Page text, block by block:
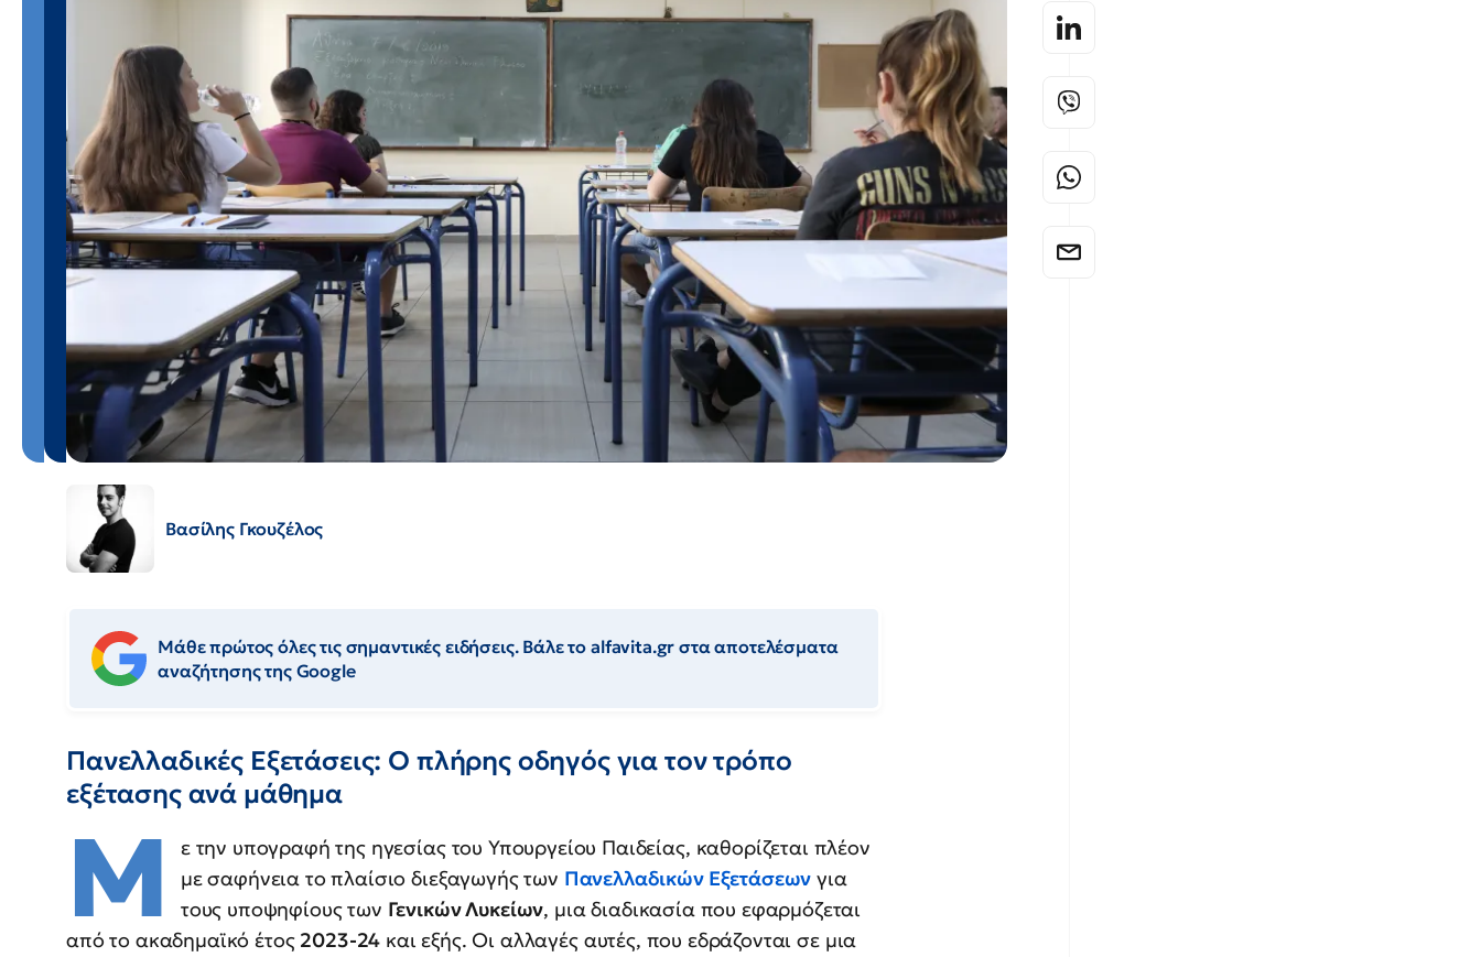
Βασίλης Γκουζέλος
Μάθε πρώτος όλες τις σημαντικές ειδήσεις. Βάλε το alfavita.gr στα αποτελέσματα
αναζήτησης της Google
Πανελλαδικές Εξετάσεις: Ο πλήρης οδηγός για τον τρόπο
εξέτασης ανά μάθημα
Μ
ε την υπογραφή της ηγεσίας του Υπουργείου Παιδείας, καθορίζεται πλέον
με σαφήνεια το πλαίσιο διεξαγωγής των Πανελλαδικών Εξετάσεων για
τους υποψηφίους των Γενικών Λυκείων, μια διαδικασία που εφαρμόζεται
από το ακαδημαϊκό έτος 2023-24 και εξής. Οι αλλαγές αυτές, που εδράζονται σε μια